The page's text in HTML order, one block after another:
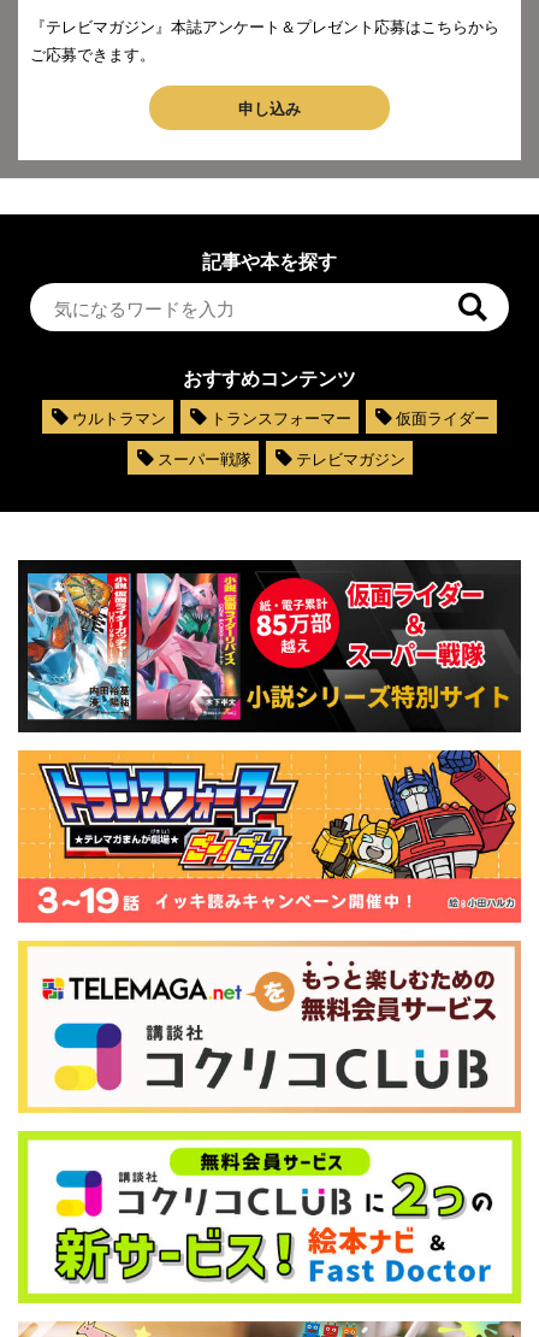
『テレビマガジン』本誌アンケート＆プレゼント応募はこちらから
ご応募できます。
申し込み
記事や本を探す
おすすめコンテンツ
ウルトラマン トランスフォーマー
仮面ライダー
スーパー戦隊
テレビマガジン